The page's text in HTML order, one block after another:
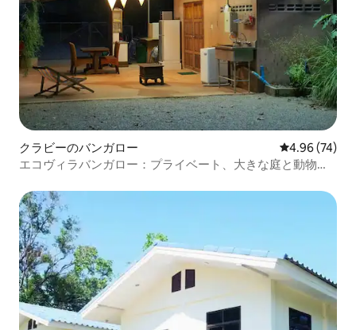
クラビーのバンガロー レビュー74
4.96 (74)
エコヴィラバンガロー：プライベート、大きな庭と動物た